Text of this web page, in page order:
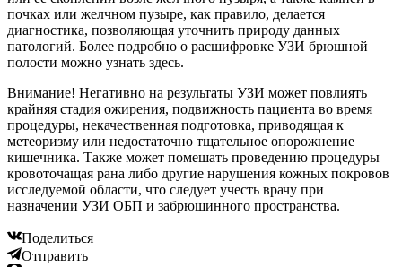
почках или желчном пузыре, как правило, делается
диагностика, позволяющая уточнить природу данных
патологий. Более подробно о расшифровке УЗИ брюшной
полости можно узнать здесь.
Внимание! Негативно на результаты УЗИ может повлиять
крайняя стадия ожирения, подвижность пациента во время
процедуры, некачественная подготовка, приводящая к
метеоризму или недостаточно тщательное опорожнение
кишечника. Также может помешать проведению процедуры
кровоточащая рана либо другие нарушения кожных покровов
исследуемой области, что следует учесть врачу при
назначении УЗИ ОБП и забрюшинного пространства.
Поделиться
Отправить